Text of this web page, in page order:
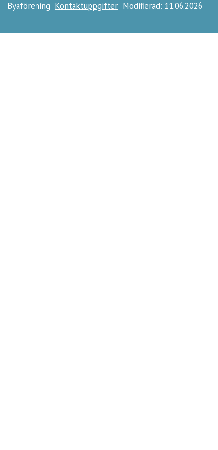
Byaförening Kontaktuppgifter Modifierad: 11.06.2026